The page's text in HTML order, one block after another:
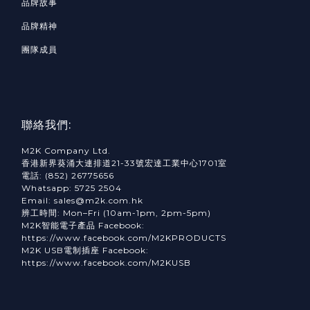
品牌故事
品牌精神
團隊成員
聯絡我們:
M2K Company Ltd.
香港新界葵涌大連排道21-33號宏達工業中心1701室
電話: (852) 26775656
Whatsapp: 5725 2504
Email: sales@m2k.com.hk
辨工時間: Mon–Fri (10am-1pm, 2pm-5pm)
M2K智能電子產品 Facebook:
https://www.facebook.com/M2KPRODUCTS
M2K USB電制插座 Facebook:
https://www.facebook.com/M2KUSB